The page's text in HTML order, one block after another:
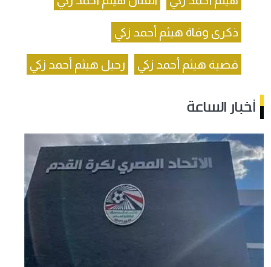
ذكرى وفاة هيثم أحمد زكي
قضية هيثم أحمد زكي رحيل هيثم أحمد زكي
أخبار الساعة